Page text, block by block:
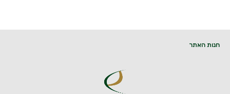
חנות האתר